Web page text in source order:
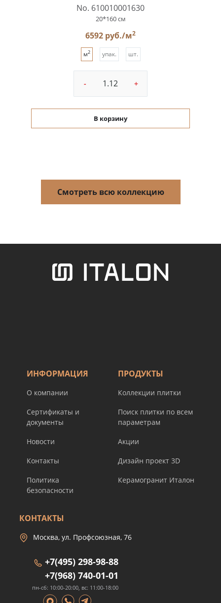
No. 610010001630
20*160 см
6592 руб./м2
м2 упак. шт.
- +
В корзину
Смотреть всю коллекцию
ИНФОРМАЦИЯ
О компании
Сертификаты и
документы
Новости
Контакты
Политика
безопасности
ПРОДУКТЫ
Коллекции плитки
Поиск плитки по всем
параметрам
Акции
Дизайн проект 3D
Керамогранит Италон
КОНТАКТЫ
Москва, ул. Профсоюзная, 76
+7(495) 298-98-88
+7(968) 740-01-01
пн-сб: 10:00-20:00, вс: 11:00-18:00